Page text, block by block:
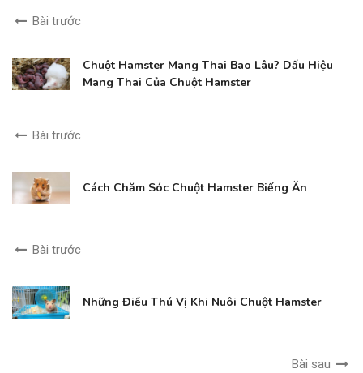
Bài trước
Chuột Hamster Mang Thai Bao Lâu? Dấu Hiệu
Mang Thai Của Chuột Hamster
Bài trước
Cách Chăm Sóc Chuột Hamster Biếng Ăn
Bài trước
Những Điều Thú Vị Khi Nuôi Chuột Hamster
Bài sau